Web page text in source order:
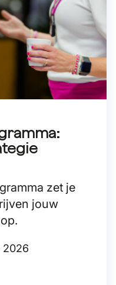
zet je
jouw
2026